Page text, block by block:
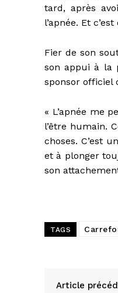
tard, après
l’apnée. Et
Fier de son
son appui à la
sponsor officiel
« L’apnée me
l’être humain.
choses. C’est
et à plonger
son
TAGS
Article